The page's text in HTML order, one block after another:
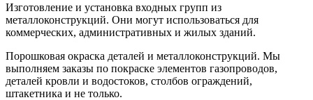
Изготовление и установка входных групп из
металлоконструкций. Они могут использоваться для
коммерческих, административных и жилых зданий.
Порошковая окраска деталей и металлоконструкций. Мы
выполняем заказы по покраске элементов газопроводов,
деталей кровли и водостоков, столбов ограждений,
штакетника и не только.